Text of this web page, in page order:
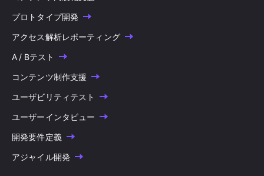
プロトタイプ開発
アクセス解析レポーティング
A / Bテスト
コンテンツ制作支援
ユーザビリティテスト
ユーザーインタビュー
開発要件定義
アジャイル開発